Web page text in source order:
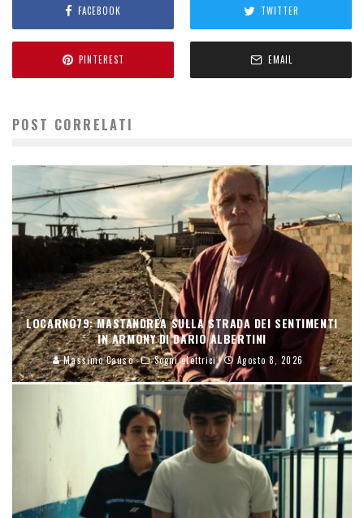
FACEBOOK TWITTER
PINTEREST EMAIL
POST CORRELATI
LOCARNO79: MASTANDREA SULLA STRADA DEI SENTIMENTI
IN ARMONY DI DARIO ALBERTINI
Massimo Causo Sogni elettrici Agosto 8, 2026